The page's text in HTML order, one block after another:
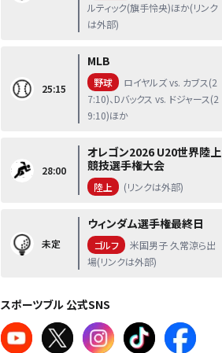
ルティック(旗手怜央)ほか(リンク
は外部)
25:15
MLB
野球
ロイヤルズ vs. カブス(2
7:10)、Dバックス vs. ドジャース(2
9:10)ほか
28:00
オレゴン2026 U20世界陸上
競技選手権大会
陸上 (リンクは外部)
未定
ウィンダム選手権最終日
ゴルフ
米国男子 久常涼ら出
場(リンクは外部)
スポーツブル 公式SNS